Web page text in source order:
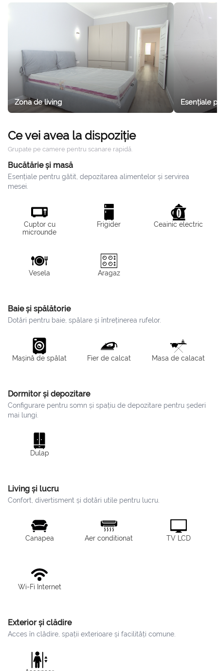
Orange Moldova. Apartamentul include două camere
separate, un living spațios și o bucătărie complet
utilată, fiind proiectat pentru a găzdui confortabil
până la patru persoane. Prosoapele și lenjeria de pat
nu sunt furnizate. Contractul de închiriere necesită un
angajament minim de 6 luni, iar fumatul este strict
interzis în interior.
Zona de living Esențiale
Ce vei avea la dispoziție
Grupate pe camere pentru scanare rapidă.
Bucătărie și masă
Esențiale pentru gătit, depozitarea alimentelor și servirea
mesei.
Cuptor cu
microunde
Frigider Ceainic electric
Vesela Aragaz
Baie și spălătorie
Dotări pentru baie, spălare și întreținerea rufelor.
Mașină de spălat Fier de calcat Masa de calacat
Dormitor și depozitare
Configurare pentru somn și spațiu de depozitare pentru șederi
mai lungi.
Dulap
Living și lucru
Confort, divertisment și dotări utile pentru lucru.
Canapea Aer conditionat TV LCD
Wi-Fi Internet
Exterior și clădire
Acces în clădire, spații exterioare și facilități comune.